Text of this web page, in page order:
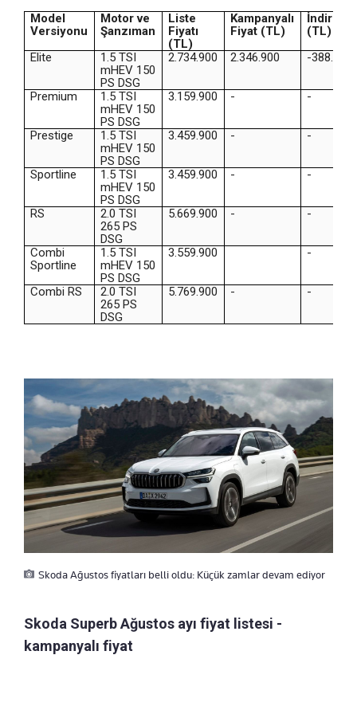
Model
Versiyonu
Motor ve
Şanzıman
Liste
Fiyatı
(TL)
Kampanyalı
Fiyat (TL)
İndirim
(TL)
Elite
1.5 TSI
mHEV 150
PS DSG
2.734.900 2.346.900 -388.000
Premium
1.5 TSI
mHEV 150
PS DSG
3.159.900 - -
Prestige
1.5 TSI
mHEV 150
PS DSG
3.459.900 - -
Sportline
1.5 TSI
mHEV 150
PS DSG
3.459.900 - -
RS
2.0 TSI
265 PS
DSG
5.669.900 - -
Combi
Sportline
1.5 TSI
mHEV 150
PS DSG
3.559.900 -
Combi RS
2.0 TSI
265 PS
DSG
5.769.900 - -
Skoda Ağustos fiyatları belli oldu: Küçük zamlar devam ediyor
Skoda Superb Ağustos ayı fiyat listesi -
kampanyalı fiyat